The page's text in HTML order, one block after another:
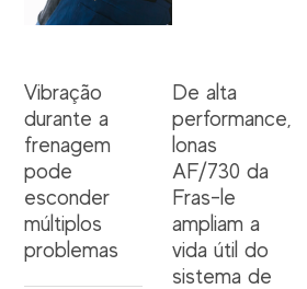
Vibração
durante a
frenagem
pode
esconder
múltiplos
problemas
De alta
performance,
lonas
AF/730 da
Fras-le
ampliam a
vida útil do
sistema de